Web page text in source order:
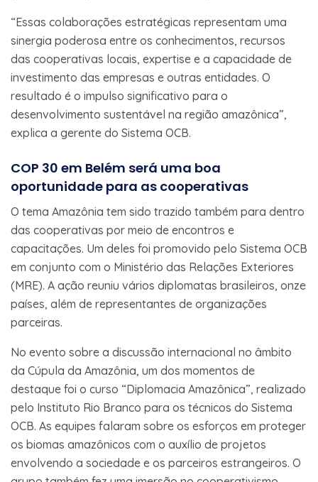
“Essas colaborações estratégicas representam uma
sinergia poderosa entre os conhecimentos, recursos
das cooperativas locais, expertise e a capacidade de
investimento das empresas e outras entidades. O
resultado é o impulso significativo para o
desenvolvimento sustentável na região amazônica”,
explica a gerente do Sistema OCB.
COP 30 em Belém será uma boa
oportunidade para as cooperativas
O tema Amazônia tem sido trazido também para dentro
das cooperativas por meio de encontros e
capacitações. Um deles foi promovido pelo Sistema OCB
em conjunto com o Ministério das Relações Exteriores
(MRE). A ação reuniu vários diplomatas brasileiros, onze
países, além de representantes de organizações
parceiras.
No evento sobre a discussão internacional no âmbito
da Cúpula da Amazônia, um dos momentos de
destaque foi o curso “Diplomacia Amazônica”, realizado
pelo Instituto Rio Branco para os técnicos do Sistema
OCB. As equipes falaram sobre os esforços em proteger
os biomas amazônicos com o auxílio de projetos
envolvendo a sociedade e os parceiros estrangeiros. O